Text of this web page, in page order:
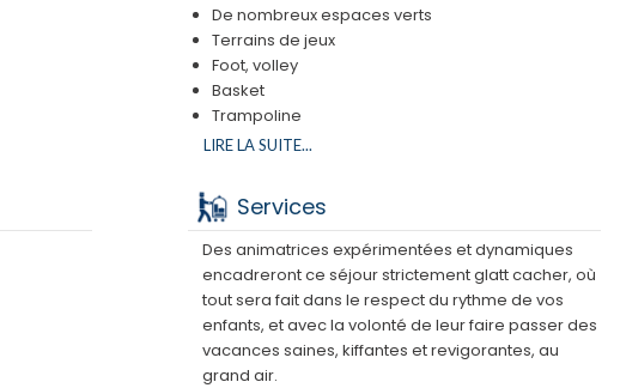
Repas à thème
Le mythique Color-war
De nombreux espaces verts
Terrains de jeux
Foot, volley
Basket
Trampoline
Karting,
Laser gamme
Equitation
Activités nautiques
Piscine
Village transformé en fête forraine
Une magnifique journée dans un grand parc
d’attraction !
Soirées à thème
LIRE LA SUITE...
Services
Des animatrices expérimentées et dynamiques
encadreront ce séjour strictement glatt cacher, où
tout sera fait dans le respect du rythme de vos
enfants, et avec la volonté de leur faire passer des
vacances saines, kiffantes et revigorantes, au
grand air.